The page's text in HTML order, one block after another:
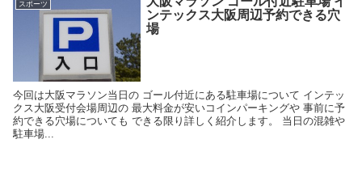
スポーツ
ンテックス大阪周辺予約できる穴
場
今回は大阪マラソン当日の ゴール付近にある駐車場について インテッ
クス大阪受付会場周辺の 最大料金が安いコインパーキングや 事前に予
約できる穴場についても できる限り詳しく紹介します。 当日の混雑や
駐車場...